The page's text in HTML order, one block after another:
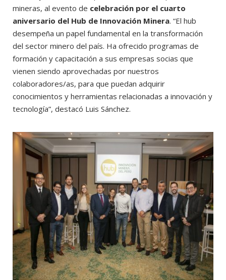
mineras, al evento de celebración por el cuarto
aniversario del Hub de Innovación Minera. “El hub
desempeña un papel fundamental en la transformación
del sector minero del país. Ha ofrecido programas de
formación y capacitación a sus empresas socias que
vienen siendo aprovechadas por nuestros
colaboradores/as, para que puedan adquirir
conocimientos y herramientas relacionadas a innovación y
tecnología”, destacó Luis Sánchez.